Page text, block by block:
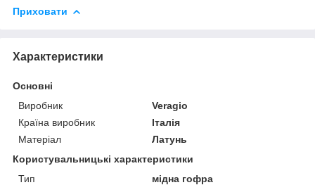
Приховати
Характеристики
Основні
Виробник
Veragio
Країна виробник
Італія
Матеріал
Латунь
Користувальницькі характеристики
Тип
мідна гофра